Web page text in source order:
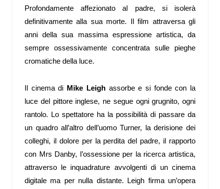
Profondamente affezionato al padre, si isolerà
definitivamente alla sua morte. Il film attraversa gli
anni della sua massima espressione artistica, da
sempre ossessivamente concentrata sulle pieghe
cromatiche della luce.
Il cinema di Mike Leighassorbe e si fonde con la
luce del pittore inglese, ne segue ogni grugnito, ogni
rantolo. Lo spettatore ha la possibilità di passare da
un quadro all’altro dell’uomo Turner, la derisione dei
colleghi, il dolore per la perdita del padre, il rapporto
con Mrs Danby, l’ossessione per la ricerca artistica,
attraverso le inquadrature avvolgenti di un cinema
digitale ma per nulla distante. Leigh firma un’opera